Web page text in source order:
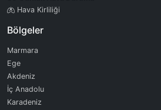
Hava Kirliliği
Bölgeler
Marmara
Ege
Akdeniz
İç Anadolu
Karadeniz